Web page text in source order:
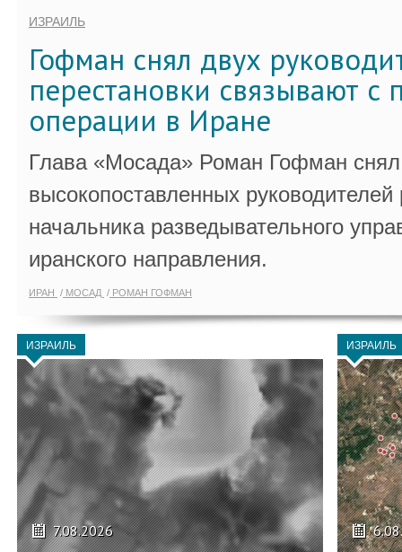
ИЗРАИЛЬ
Гофман снял двух
перестановки связывают с
операции в Иране
Глава «Мосада» Роман Гофман снял
высокопоставленных
начальника разведывательного
иранского направления.
ИРАН МОСАД РОМАН ГОФМАН
ИЗРАИЛЬ
7.08.2026
ИЗРАИЛЬ